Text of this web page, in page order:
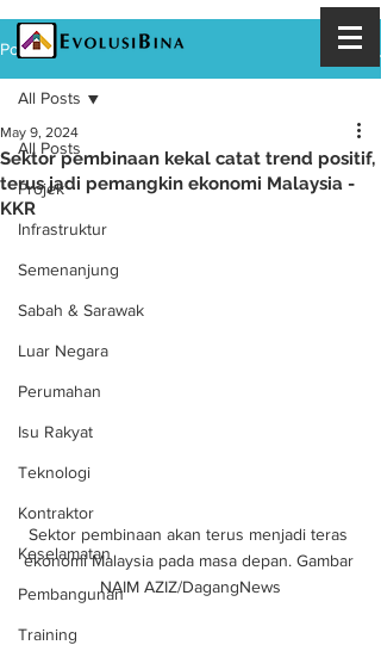
Post
All Posts
Projek
Infrastruktur
Semenanjung
Sabah & Sarawak
Luar Negara
Perumahan
Isu Rakyat
Teknologi
Kontraktor
Keselamatan
Pembangunan
Training
All Posts
Sektor pembinaan kekal catat trend positif,
terus jadi pemangkin ekonomi Malaysia -
KKR
May 9, 2024
Sektor pembinaan akan terus menjadi teras
ekonomi Malaysia pada masa depan. Gambar
NAIM AZIZ/DagangNews